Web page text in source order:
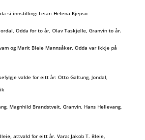
si innstilling: Leiar: Helena Kjepso
Odda for to år, Olav Taskjelle, Granvin to år.
og Marit Bleie Mannsåker, Odda var ikkje på
valde for eitt år: Otto Galtung, Jondal,
Magnhild Brandstveit, Granvin, Hans Hellevang,
attvald for eitt år. Vara: Jakob T. Bleie,